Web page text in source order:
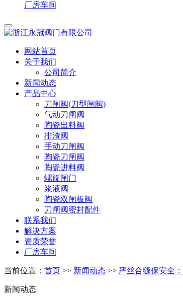
厂房车间
网站首页
关于我们
公司简介
新闻动态
产品中心
刀闸阀(刀型闸阀)
气动刀闸阀
陶瓷出料阀
排渣阀
手动刀闸阀
陶瓷刀闸阀
陶瓷进料阀
螺旋闸门
浆液阀
陶瓷双闸板阀
刀闸阀密封配件
联系我们
解决方案
资质荣誉
厂房车间
当前位置： 首页 >> 新闻动态 >> 严丝合缝保安全
新闻动态